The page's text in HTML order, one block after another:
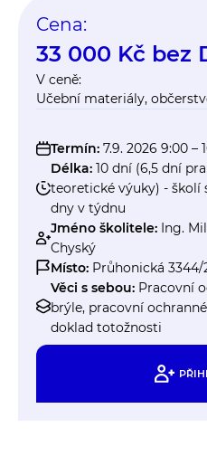
Cena:
33 000 Kč bez
V ceně:
Učební materiály,
Termín: 7.9. 2026 9:00 –
Délka: 10 dní (6,5 dní
teoretické výuky) - školí
dny v týdnu
Jméno školitele: Ing.
Chyský
Místo: Průhonická 3344/
Věci s sebou: Pracovní
brýle, pracovní
doklad totožnosti